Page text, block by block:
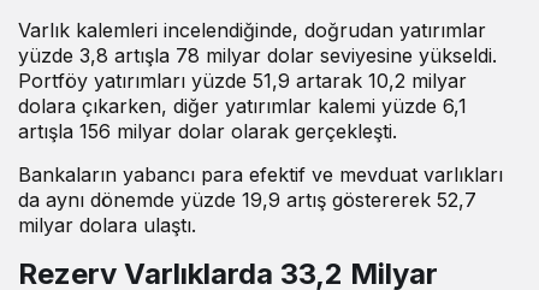
Varlık kalemleri incelendiğinde, doğrudan yatırımlar
yüzde 3,8 artışla 78 milyar dolar seviyesine yükseldi.
Portföy yatırımları yüzde 51,9 artarak 10,2 milyar
dolara çıkarken, diğer yatırımlar kalemi yüzde 6,1
artışla 156 milyar dolar olarak gerçekleşti.
Bankaların yabancı para efektif ve mevduat varlıkları
da aynı dönemde yüzde 19,9 artış göstererek 52,7
milyar dolara ulaştı.
Rezerv Varlıklarda 33,2 Milyar